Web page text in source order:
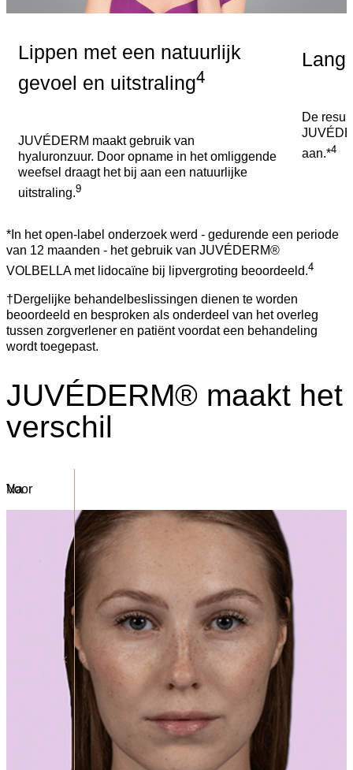
Lippen met een natuurlijk
gevoel en uitstraling4
JUVÉDERM maakt gebruik van
hyaluronzuur. Door opname in het omliggende
weefsel draagt het bij aan een natuurlijke
uitstraling.9
De
aan.*4
*In het open-label onderzoek werd - gedurende een periode
van 12 maanden - het gebruik van JUVÉDERM®
VOLBELLA met lidocaïne bij lipvergroting beoordeeld.4
†Dergelijke behandelbeslissingen dienen te worden
beoordeeld en besproken als onderdeel van het overleg
tussen zorgverlener en patiënt voordat een behandeling
wordt toegepast.
JUVÉDERM® maakt het
verschil
Voor
Na